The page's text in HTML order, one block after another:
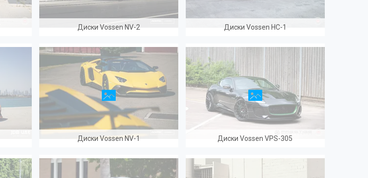
Диски Vossen NV-2 Диски Vossen HC-1
Диски Vossen NV-1 Диски Vossen VPS-305